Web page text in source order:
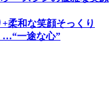
柔和な笑顔そっくり
…“一途な心”